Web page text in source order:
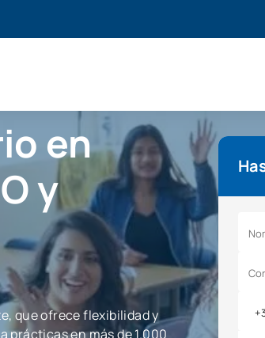
en
y
que ofrece flexibilidad y
prácticas en más de 1.000